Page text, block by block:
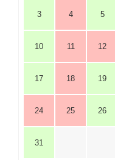
3 4 5
10 11 12
17 18 19
24 25 26
31